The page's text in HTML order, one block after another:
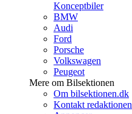
Konceptbiler
BMW
Audi
Ford
Porsche
Volkswagen
Peugeot
Mere om Bilsektionen
Om bilsektionen.dk
Kontakt redaktionen